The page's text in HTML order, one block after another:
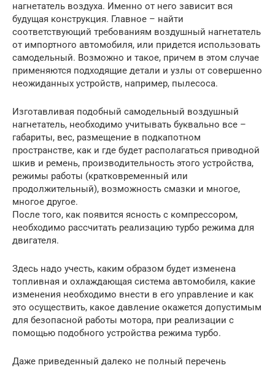
нагнетатель воздуха. Именно от него зависит вся
будущая конструкция. Главное – найти
соответствующий требованиям воздушный нагнетатель
от импортного автомобиля, или придется использовать
самодельный. Возможно и такое, причем в этом случае
применяются подходящие детали и узлы от совершенно
неожиданных устройств, например, пылесоса.
Изготавливая подобный самодельный воздушный
нагнетатель, необходимо учитывать буквально все –
габариты, вес, размещение в подкапотном
пространстве, как и где будет располагаться приводной
шкив и ремень, производительность этого устройства,
режимы работы (кратковременный или
продолжительный), возможность смазки и многое,
многое другое.
После того, как появится ясность с компрессором,
необходимо рассчитать реализацию турбо режима для
двигателя.
Здесь надо учесть, каким образом будет изменена
топливная и охлаждающая система автомобиля, какие
изменения необходимо внести в его управление и как
это осуществить, какое давление окажется допустимым
для безопасной работы мотора, при реализации с
помощью подобного устройства режима турбо.
Даже приведенный далеко не полный перечень